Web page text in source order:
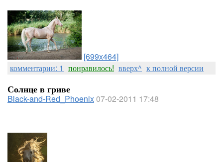
[699x464]
комментарии: 1 понравилось! вверх^ к полной версии
Солнце в гриве
Black-and-Red_Phoenix07-02-2011 17:48